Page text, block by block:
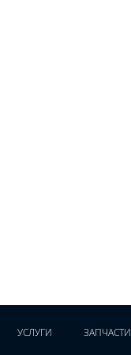
УСЛУГИ ЗАПЧАСТИ